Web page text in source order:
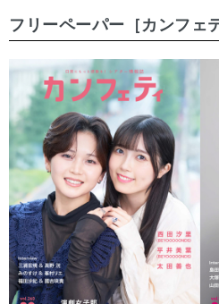
フリーペーパー［カンフェ